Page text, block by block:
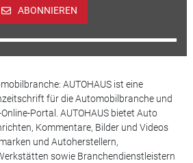
ABONNIEREN
AUTOHAUS ist eine
für die Automobilbranche und
Portal. AUTOHAUS bietet Auto
Kommentare, Bilder und Videos
und Autoherstellern,
sowie Branchendienstleistern